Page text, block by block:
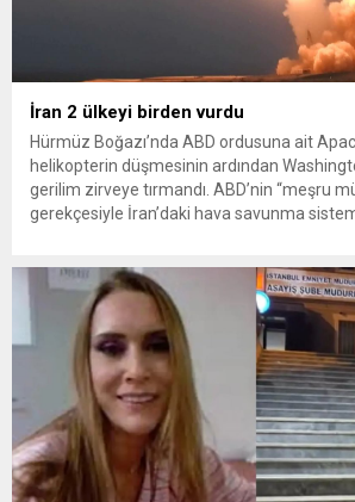
İran 2 ülkeyi birden vurdu
Hürmüz Boğazı’nda ABD ordusuna ait
helikopterin düşmesinin ardından
gerilim zirveye tırmandı. ABD’nin “meşru
gerekçesiyle İran’daki hava savunma
yeni bir ABD saldırısına anında yanıt